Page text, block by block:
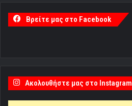
Βρείτε μας στο Facebook
Ακολουθήστε μας στο Instagram